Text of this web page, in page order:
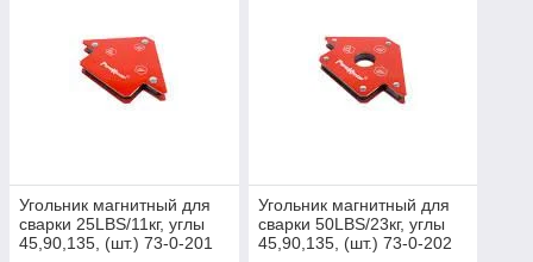
Угольник магнитный для
сварки 25LBS/11кг, углы
45,90,135, (шт.) 73-0-201
Угольник магнитный для
сварки 50LBS/23кг, углы
45,90,135, (шт.) 73-0-202